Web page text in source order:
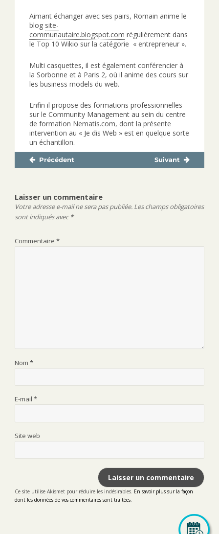
Aimant échanger avec ses pairs, Romain anime le
blog site-
communautaire.blogspot.com régulièrement dans
le Top 10 Wikio sur la catégorie « entrepreneur ».
Multi casquettes, il est également conférencier à
la Sorbonne et à Paris 2, où il anime des cours sur
les business models du web.
Enfin il propose des formations professionnelles
sur le Community Management au sein du centre
de formation Nematis.com, dont la présente
intervention au « Je dis Web » est en quelque sorte
un échantillon.
NavigationPrécédent
Publication
Suivant
Publication
Laisser un commentaire
Votre adresse e-mail ne sera pas publiée. Les champs obligatoires
sont indiqués avec*
Commentaire *
Nom *
E-mail *
Site web
Ce site utilise Akismet pour réduire les indésirables. En savoir plus sur la façon
dont les données de vos commentaires sont traitées